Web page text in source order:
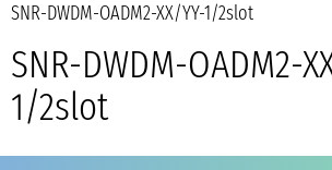
SNR-DWDM-OADM2-XX/YY-1/2slot
SNR-DWDM-OADM2-
1/2slot